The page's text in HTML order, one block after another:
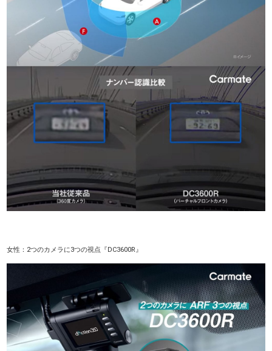
女性：2つのカメラに3つの視点『DC3600R』